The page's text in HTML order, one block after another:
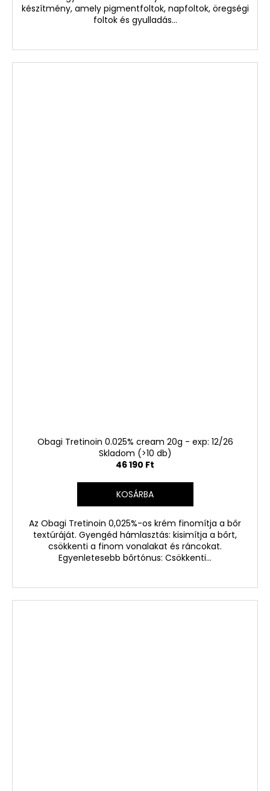
készítmény, amely pigmentfoltok, napfoltok, öregségi
foltok és gyulladás...
Obagi Tretinoin 0.025% cream 20g - exp: 12/26
Skladom (>10 db)
46 190 Ft
KOSÁRBA
Az Obagi Tretinoin 0,025%-os krém finomítja a bőr
textúráját. Gyengéd hámlasztás: kisimítja a bőrt,
csökkenti a finom vonalakat és ráncokat.
Egyenletesebb bőrtónus: Csökkenti...